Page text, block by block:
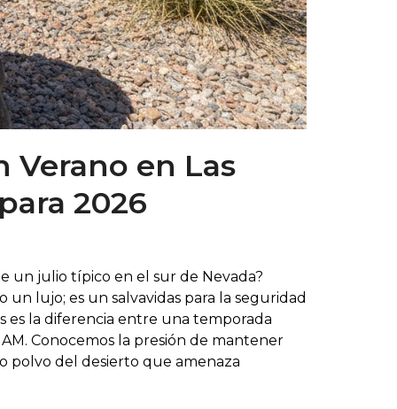
Verano en Las
2026
un julio típico en el sur de Nevada?
un lujo; es un salvavidas para la seguridad
es la diferencia entre una temporada
Conocemos la presión de mantener
polvo del desierto que amenaza